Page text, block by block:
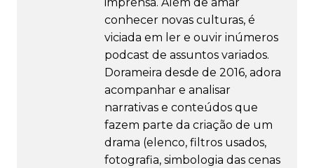
conhecer novas culturas, é
viciada em ler e ouvir inúmeros
podcast de assuntos variados.
Dorameira desde de 2016, adora
acompanhar e analisar
narrativas e conteúdos que
fazem parte da criação de um
drama (elenco, filtros usados,
fotografia, simbologia das cenas